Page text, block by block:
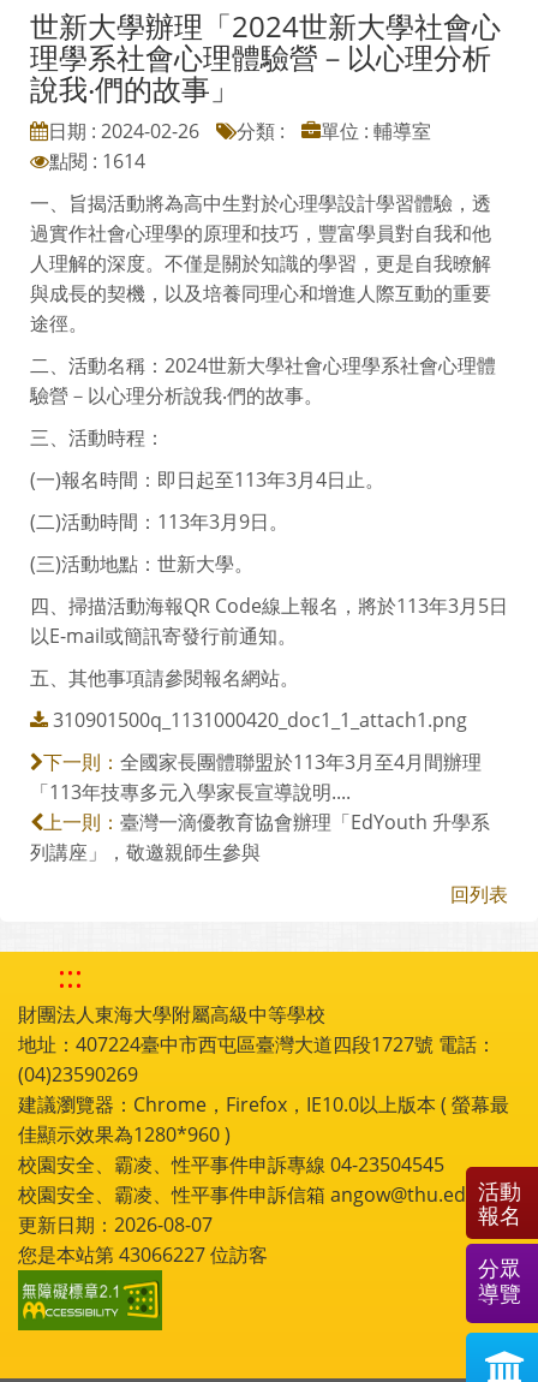
世新大學辦理「2024世新大學社會心
理學系社會心理體驗營－以心理分析
說我‧們的故事」
日期 : 2024-02-26 分類 :
單位 : 輔導室
點閱 : 1614
一、旨揭活動將為高中生對於心理學設計學習體驗，透
過實作社會心理學的原理和技巧，豐富學員對自我和他
人理解的深度。不僅是關於知識的學習，更是自我暸解
與成長的契機，以及培養同理心和增進人際互動的重要
途徑。
二、活動名稱：2024世新大學社會心理學系社會心理體
驗營－以心理分析說我‧們的故事。
三、活動時程：
(一)報名時間：即日起至113年3月4日止。
(二)活動時間：113年3月9日。
(三)活動地點：世新大學。
四、掃描活動海報QR Code線上報名，將於113年3月5日
以E-mail或簡訊寄發行前通知。
五、其他事項請參閱報名網站。
310901500q_1131000420_doc1_1_attach1.png
下一則： 全國家長團體聯盟於113年3月至4月間辦理
「113年技專多元入學家長宣導說明....
上一則： 臺灣一滴優教育協會辦理「EdYouth 升學系
列講座」，敬邀親師生參與
回列表
:::
財團法人東海大學附屬高級中等學校
地址：407224臺中市西屯區臺灣大道四段1727號 電話：
(04)23590269
建議瀏覽器：Chrome，Firefox，IE10.0以上版本 ( 螢幕最
佳顯示效果為1280*960 )
校園安全、霸凌、性平事件申訴專線 04-23504545
校園安全、霸凌、性平事件申訴信箱 angow@thu.edu.tw
更新日期：2026-08-07
您是本站第43066227位訪客
活動
報名
分眾
導覽